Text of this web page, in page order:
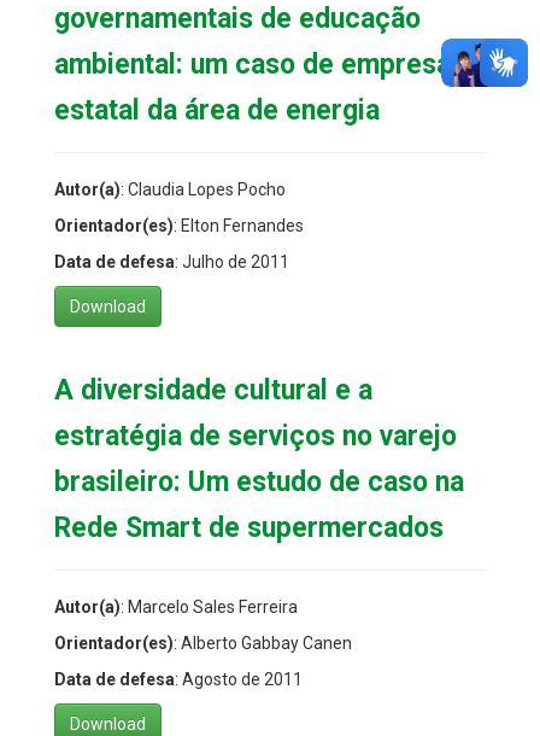
governamentais de educação
ambiental: um caso de empresa
estatal da área de energia
Autor(a): Claudia Lopes Pocho
Orientador(es): Elton Fernandes
Data de defesa: Julho de 2011
Download
A diversidade cultural e a
estratégia de serviços no varejo
brasileiro: Um estudo de caso na
Rede Smart de supermercados
Autor(a): Marcelo Sales Ferreira
Orientador(es): Alberto Gabbay Canen
Data de defesa: Agosto de 2011
Download